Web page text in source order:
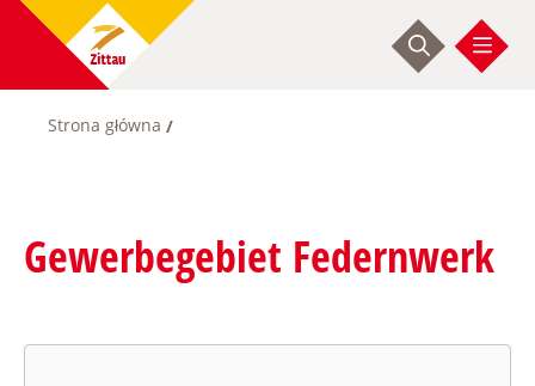
Przejdź
Ścieżka
Strona główna
Gewerbegebiet Federnwerk